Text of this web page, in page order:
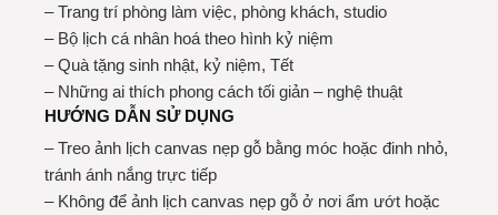
– Trang trí phòng làm việc, phòng khách, studio
– Bộ lịch cá nhân hoá theo hình kỷ niệm
– Quà tặng sinh nhật, kỷ niệm, Tết
– Những ai thích phong cách tối giản – nghệ thuật
HƯỚNG DẪN SỬ DỤNG
– Treo ảnh lịch canvas nẹp gỗ bằng móc hoặc đinh nhỏ,
tránh ánh nắng trực tiếp
– Không để ảnh lịch canvas nẹp gỗ ở nơi ẩm ướt hoặc